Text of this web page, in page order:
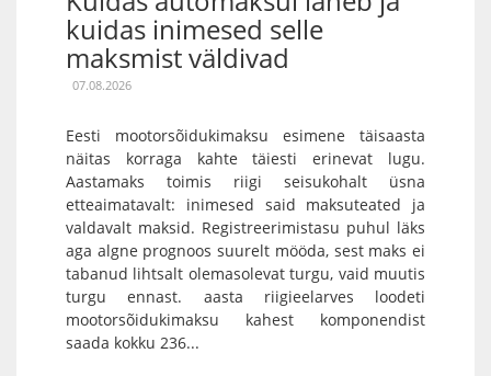
kuidas inimesed selle
maksmist väldivad
07.08.2026
Eesti mootorsõidukimaksu esimene täisaasta
näitas korraga kahte täiesti erinevat lugu.
Aastamaks toimis riigi seisukohalt üsna
etteaimatavalt: inimesed said maksuteated ja
valdavalt maksid. Registreerimistasu puhul läks
aga algne prognoos suurelt mööda, sest maks ei
tabanud lihtsalt olemasolevat turgu, vaid muutis
turgu ennast. aasta riigieelarves loodeti
mootorsõidukimaksu kahest komponendist
saada kokku 236...